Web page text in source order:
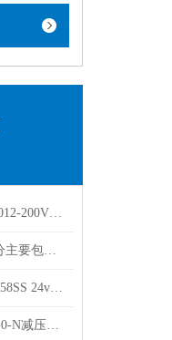
HYDAC贺德克安全阀DB4E-012-200V溢流阀有库存
丹佛斯压力传感器的组成部分主要包括以下几个方面
原装出售哈威G系列线圈GR358SS 24v哈维线圈925122
原装出售海德福斯TS38-20A-0-N减压阀HYDRAFORCE